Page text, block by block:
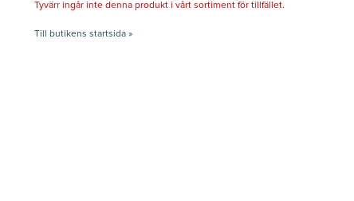
Tyvärr ingår inte denna produkt i vårt sortiment för tillfället.
Till butikens startsida »